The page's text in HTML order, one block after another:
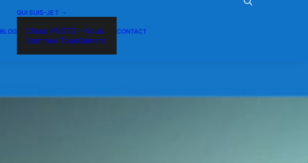
BLOG
QUI SUIS-JE ?
L’Asso #NSTG – Nous
Sommes TousGamers
CONTACT